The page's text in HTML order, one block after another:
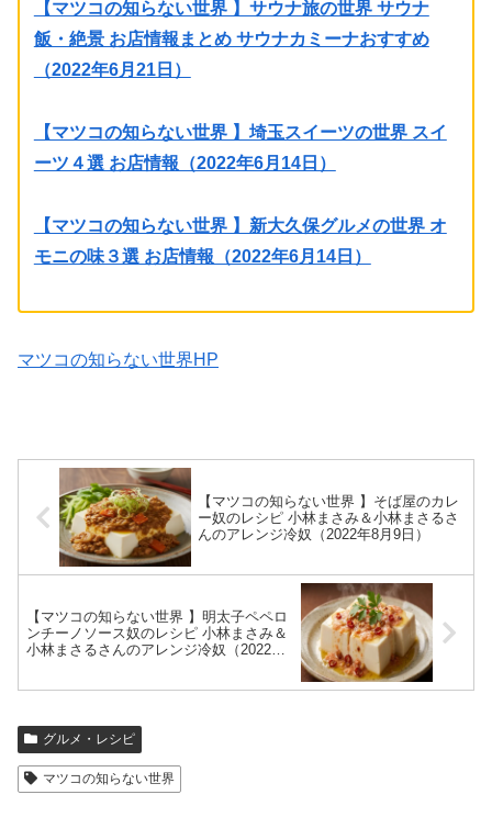
【マツコの知らない世界 】サウナ旅の世界 サウナ
飯・絶景 お店情報まとめ サウナカミーナおすすめ
（2022年6月21日）
【マツコの知らない世界 】埼玉スイーツの世界 スイ
ーツ４選 お店情報（2022年6月14日）
【マツコの知らない世界 】新大久保グルメの世界 オ
モニの味３選 お店情報（2022年6月14日）
マツコの知らない世界HP
【マツコの知らない世界 】そば屋のカレ
ー奴のレシピ 小林まさみ＆小林まさるさ
んのアレンジ冷奴（2022年8月9日）
【マツコの知らない世界 】明太子ペペロ
ンチーノソース奴のレシピ 小林まさみ＆
小林まさるさんのアレンジ冷奴（2022年8
グルメ・レシピ
マツコの知らない世界